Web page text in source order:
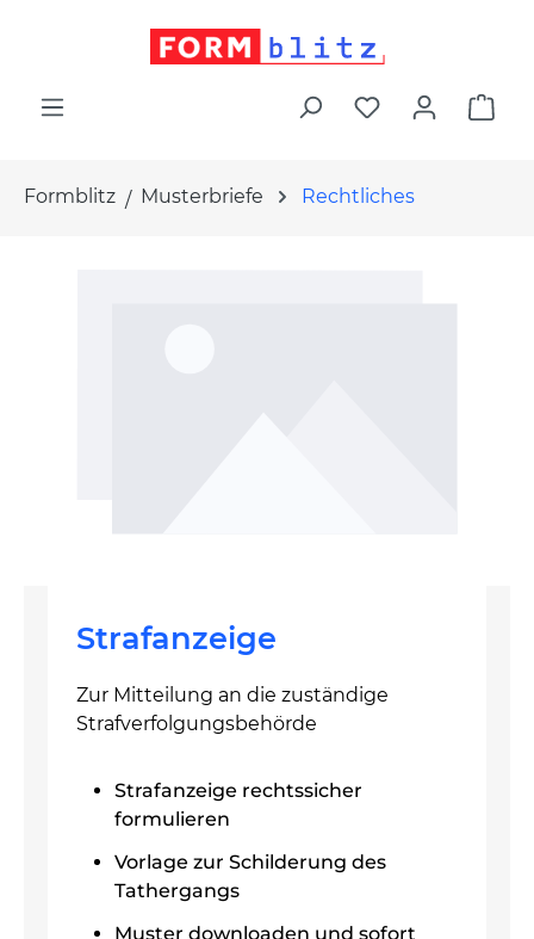
Formblitz Musterbriefe Rechtliches
Strafanzeige
Zur Mitteilung an die zuständige
Strafverfolgungsbehörde
Strafanzeige rechtssicher
formulieren
Vorlage zur Schilderung des
Tathergangs
Muster downloaden und sofort